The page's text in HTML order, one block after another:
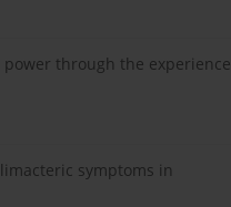
power through the experience
symptoms in